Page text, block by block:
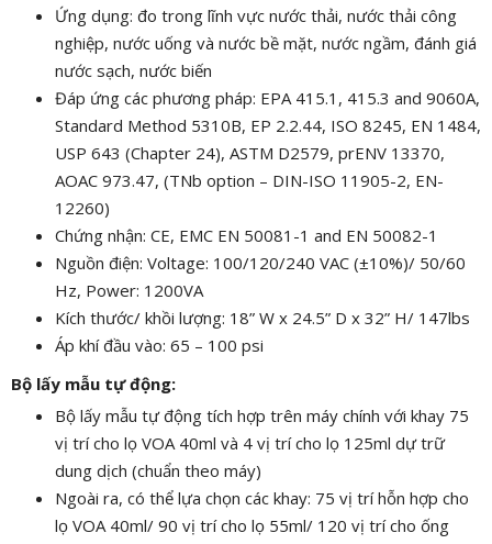
Ứng dụng: đo trong lĩnh vực nước thải, nước thải công
nghiệp, nước uống và nước bề mặt, nước ngầm, đánh giá
nước sạch, nước biến
Đáp ứng các phương pháp: EPA 415.1, 415.3 and 9060A,
Standard Method 5310B, EP 2.2.44, ISO 8245, EN 1484,
USP 643 (Chapter 24), ASTM D2579, prENV 13370,
AOAC 973.47, (TNb option – DIN-ISO 11905-2, EN-
12260)
Chứng nhận: CE, EMC EN 50081-1 and EN 50082-1
Nguồn điện: Voltage: 100/120/240 VAC (±10%)/ 50/60
Hz, Power: 1200VA
Kích thước/ khồi lượng: 18” W x 24.5” D x 32” H/ 147lbs
Áp khí đầu vào: 65 – 100 psi
Bộ lấy mẫu tự động:
Bộ lấy mẫu tự động tích hợp trên máy chính với khay 75
vị trí cho lọ VOA 40ml và 4 vị trí cho lọ 125ml dự trữ
dung dịch (chuẩn theo máy)
Ngoài ra, có thể lựa chọn các khay: 75 vị trí hỗn hợp cho
lọ VOA 40ml/ 90 vị trí cho lọ 55ml/ 120 vị trí cho ống